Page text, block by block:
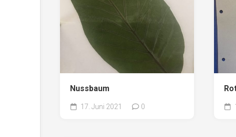
Nussbaum
17. Juni 2021 0